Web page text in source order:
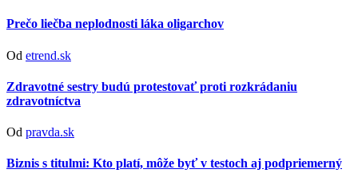
Prečo liečba neplodnosti láka oligarchov
Od etrend.sk
Zdravotné sestry budú protestovať proti rozkrádaniu
zdravotníctva
Od pravda.sk
Biznis s titulmi: Kto platí, môže byť v testoch aj podpriemerný